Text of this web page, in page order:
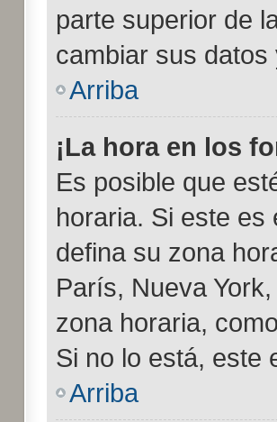
parte superior de
cambiar sus
Arriba
¡La hora en los
Es posible que
horaria. Si este es
defina su zona
París, Nueva
zona horaria,
Si no lo está, este
Arriba